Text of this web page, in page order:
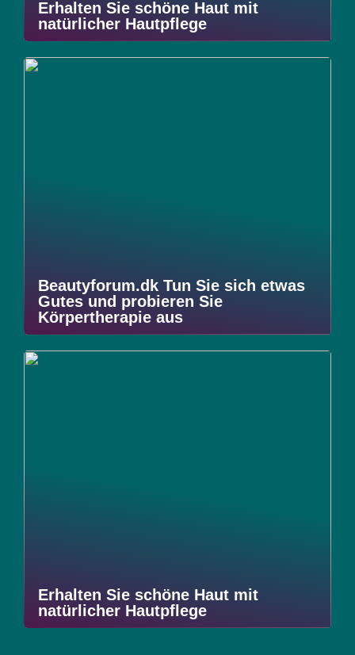
Erhalten Sie schöne Haut mit
natürlicher Hautpflege
Beautyforum.dk Tun Sie sich etwas
Gutes und probieren Sie
Körpertherapie aus
Erhalten Sie schöne Haut mit
natürlicher Hautpflege